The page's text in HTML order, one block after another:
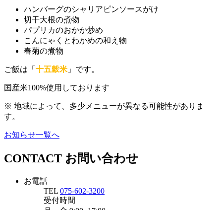
ハンバーグのシャリアピンソースがけ
切干大根の煮物
パプリカのおかか炒め
こんにゃくとわかめの和え物
春菊の煮物
ご飯は「 十五穀米 」です。
国産米100%使用しております
※ 地域によって、多少メニューが異なる可能性がありま
す。
お知らせ一覧へ
CONTACT お問い合わせ
お電話
TEL 075-602-3200
受付時間